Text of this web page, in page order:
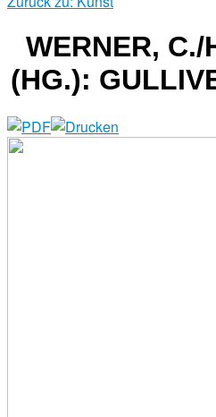
WERNER, C./
(HG.):